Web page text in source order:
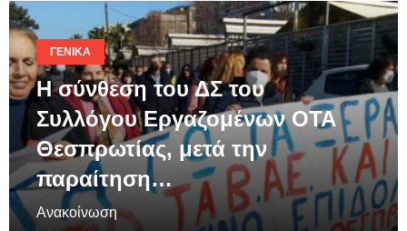
ΓΕΝΙΚΆ
Η σύνθεση του ΔΣ του
Συλλόγου Εργαζομένων ΟΤΑ
Θεσπρωτίας, μετά την
παραίτηση…
Ανακοίνωση